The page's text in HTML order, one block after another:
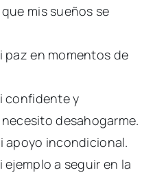
mis sueños se
paz en momentos de
confidente y
desahogarme.
apoyo incondicional.
ejemplo a seguir en la